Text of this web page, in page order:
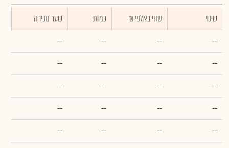
שינוי ₪ שווי באלפי כמות
שער מכירה
--
--
--
--
--
--
--
--
--
--
--
--
--
--
--
--
--
--
--
--